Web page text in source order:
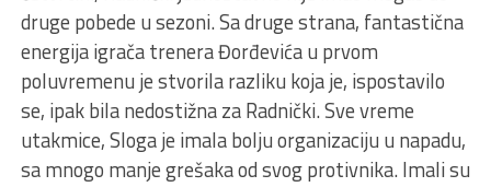
druge pobede u sezoni. Sa druge strana, fantastična
energija igrača trenera Đorđevića u prvom
poluvremenu je stvorila razliku koja je, ispostavilo
se, ipak bila nedostižna za Radnički. Sve vreme
utakmice, Sloga je imala bolju organizaciju u napadu,
sa mnogo manje grešaka od svog protivnika. Imali su